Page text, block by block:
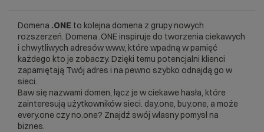
Domena .ONE to kolejna domena z grupy nowych
rozszerzeń. Domena .ONE inspiruje do tworzenia ciekawych
i chwytliwych adresów www, które wpadną w pamięć
każdego kto je zobaczy. Dzięki temu potencjalni klienci
zapamiętają Twój adres i na pewno szybko odnajdą go w
sieci.
Baw się nazwami domen, łącz je w ciekawe hasła, które
zainteresują użytkowników sieci. day.one, buy.one, a może
every.one czy no.one? Znajdź swój własny pomysł na
biznes.